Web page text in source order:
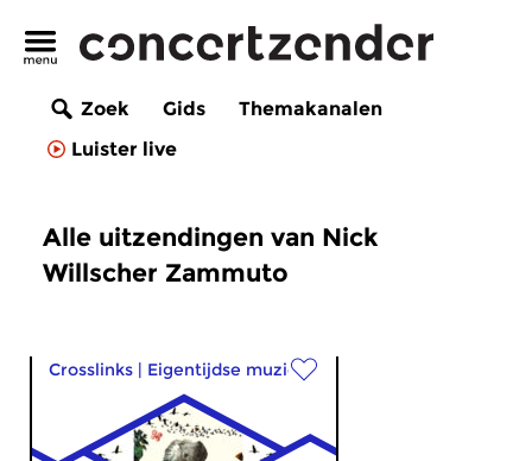
Zoek Gids
Themakanalen
Luister live
Alle uitzendingen van Nick
Willscher Zammuto
Crosslinks | Eigentijdse muziek